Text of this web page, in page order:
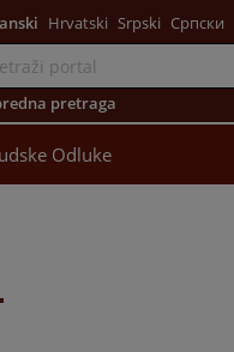
Hrvatski Srpski Српски
pretraga
Odluke